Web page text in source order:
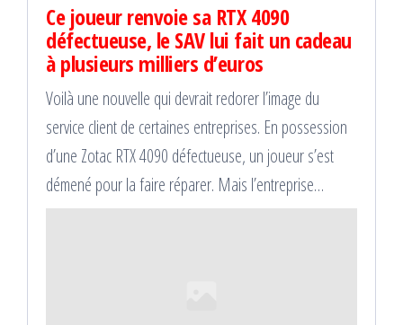
Ce joueur renvoie sa RTX 4090
défectueuse, le SAV lui fait un cadeau
à plusieurs milliers d’euros
Voilà une nouvelle qui devrait redorer l’image du
service client de certaines entreprises. En possession
d’une Zotac RTX 4090 défectueuse, un joueur s’est
démené pour la faire réparer. Mais l’entreprise…